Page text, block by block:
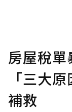
房屋稅
「三大
補救